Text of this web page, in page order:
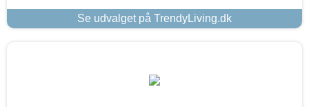
Se udvalget på TrendyLiving.dk